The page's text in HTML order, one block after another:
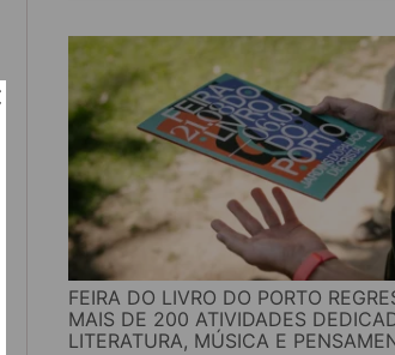
FEIRA DO LIVRO DO PORTO
MAIS DE 200 ATIVIDADES
LITERATURA, MÚSICA E